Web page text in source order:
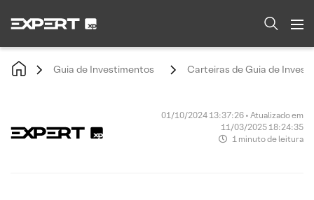
Guia de Investimentos Carteiras de Guia de
01/10/2024 13:37:26 • Atualizado em
11/03/2025 18:24:35
1 minuto de leitura